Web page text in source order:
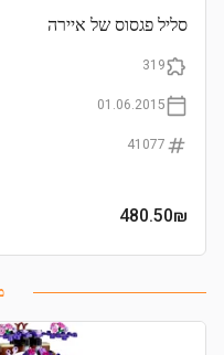
סליל פגסוס של איירה
319
01.06.2015
41077
480.50₪